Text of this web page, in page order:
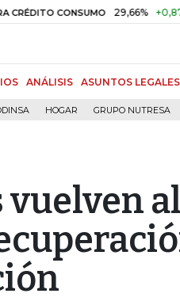
CONSUMO 29,66% +0,87%
ANÁLISIS ASUNTOS LEGALES
HOGAR GRUPO NUTRESA
vuelven